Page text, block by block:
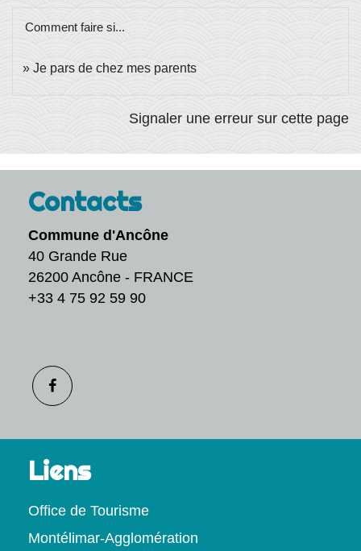
Comment faire si...
Je pars de chez mes parents
Signaler une erreur sur cette page
Contacts
Commune d'Ancône
40 Grande Rue
26200 Ancône - FRANCE
+33 4 75 92 59 90
Liens
Office de Tourisme
Montélimar-Agglomération